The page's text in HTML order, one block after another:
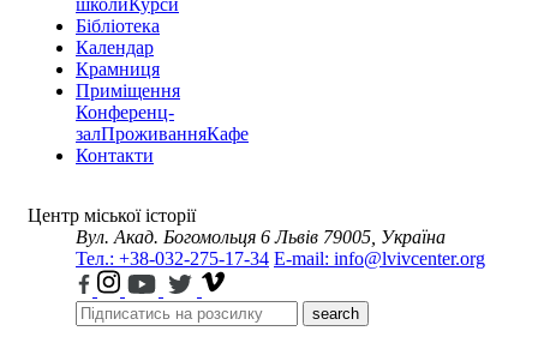
школиКурси
Бібліотека
Календар
Крамниця
Приміщення
Конференц-
залПроживанняКафе
Контакти
Центр міської історії
Вул. Акад. Богомольця 6 Львів 79005, Україна
Тел.: +38-032-275-17-34 E-mail: info@lvivcenter.org
search